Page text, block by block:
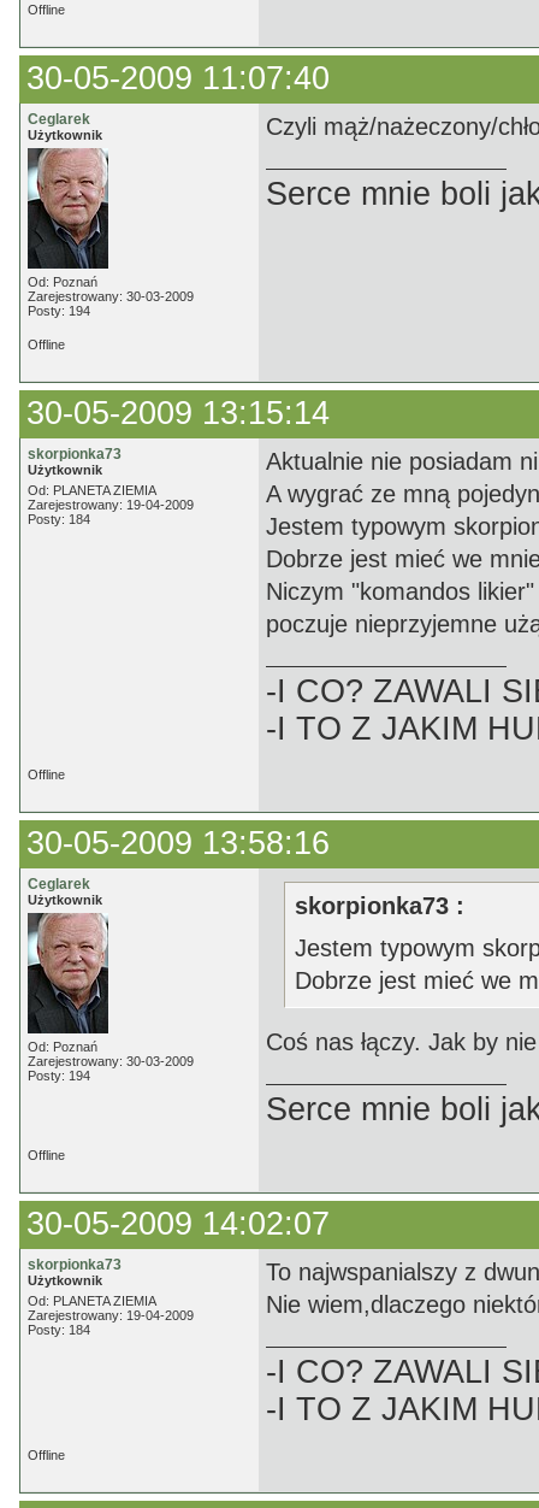
Offline
30-05-2009 11:07:40
Ceglarek
Użytkownik
Od: Poznań
Zarejestrowany: 30-03-2009
Posty: 194
Czyli mąż/nażeczony/
Serce mnie boli
Offline
30-05-2009 13:15:14
skorpionka73
Użytkownik
Od: PLANETA ZIEMIA
Zarejestrowany: 19-04-2009
Posty: 184
Aktualnie nie posiadam
A wygrać ze mną
Jestem typowym
Dobrze jest mieć we
Niczym "komandos
poczuje nieprzyjemne
-I CO? ZAWALI
-I TO Z JAKIM
Offline
30-05-2009 13:58:16
Ceglarek
Użytkownik
Od: Poznań
Zarejestrowany: 30-03-2009
Posty: 194
skorpionka73 :
Jestem typowym
Dobrze jest mieć we
Coś nas łączy. Jak by
Serce mnie boli
Offline
30-05-2009 14:02:07
skorpionka73
Użytkownik
Od: PLANETA ZIEMIA
Zarejestrowany: 19-04-2009
Posty: 184
To najwspanialszy z
Nie wiem,dlaczego
-I CO? ZAWALI
-I TO Z JAKIM
Offline